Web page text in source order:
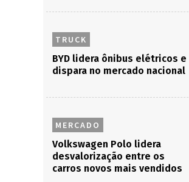
TRUCK
BYD lidera ônibus elétricos e
dispara no mercado nacional
MERCADO
Volkswagen Polo lidera
desvalorização entre os
carros novos mais vendidos